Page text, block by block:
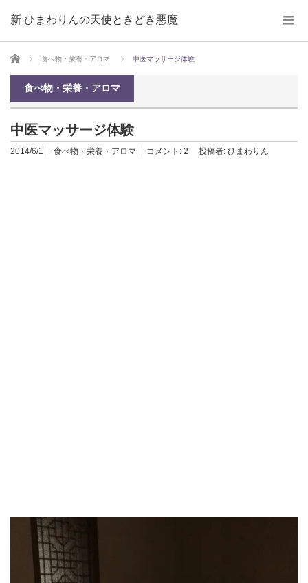
新 ひまわりんの天使ときどき悪魔
ホーム 食べ物・栄養・アロマ 中医マッサージ体験
食べ物・栄養・アロマ
中医マッサージ体験
2014/6/1 食べ物・栄養・アロマ コメント: 2 投稿者: ひまわりん